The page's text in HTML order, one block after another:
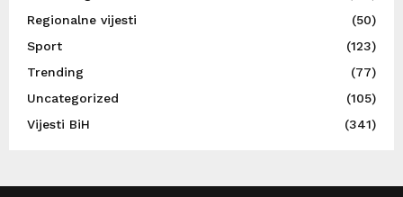
Regionalne vijesti
(50)
Sport
(123)
Trending
(77)
Uncategorized
(105)
Vijesti BiH
(341)